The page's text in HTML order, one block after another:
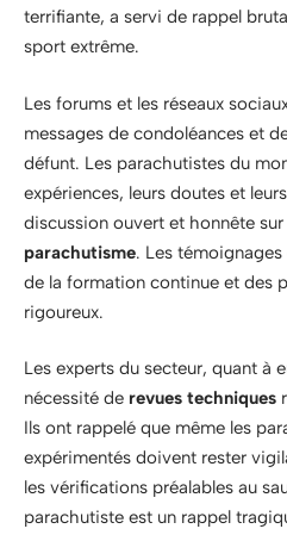
terrifiante, a servi de rappel
sport extrême.
Les forums et les réseaux
messages de condoléances et
défunt. Les parachutistes du
expériences, leurs doutes et
discussion ouvert et honnête
parachutisme. Les
de la formation continue et des
rigoureux.
Les experts du secteur, quant à
nécessité de revues techniques
Ils ont rappelé que même les
expérimentés doivent rester
les vérifications préalables au
parachutiste est un rappel